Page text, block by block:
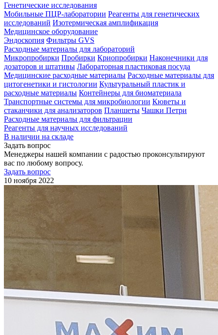
Генетические исследования
Мобильные ПЦР-лаборатории Реагенты для генетических
исследований Изотермическая амплификация
Медицинское оборудование
Эндоскопия Фильтры GVS
Расходные материалы для лабораторий
Микропробирки Пробирки Криопробирки Наконечники для
дозаторов и штативы Лабораторная пластиковая посуда
Медицинские расходные материалы Расходные материалы для
цитогенетики и гистологии Культуральный пластик и
расходные материалы Контейнеры для биоматериала
Транспортные системы для микробиологии Кюветы и
стаканчики для анализаторов Планшеты Чашки Петри
Расходные материалы для фильтрации
Реагенты для научных исследований
В наличии на складе
Задать вопрос
Менеджеры нашей компании с радостью проконсультируют
вас по любому вопросу.
Задать вопрос
10 ноября 2022